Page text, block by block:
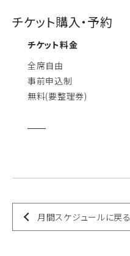
チケット購入・予約
チケット料金
全席自由
事前申込制
無料(要整理券)
月間スケジュールに戻る